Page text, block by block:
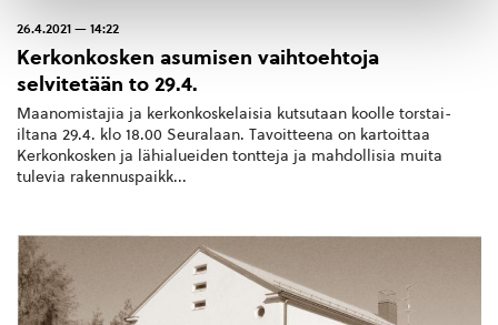
26.4.2021 — 14:22
Kerkonkosken asumisen vaihtoehtoja
selvitetään to 29.4.
Maanomistajia ja kerkonkoskelaisia kutsutaan koolle torstai-
iltana 29.4. klo 18.00 Seuralaan. Tavoitteena on kartoittaa
Kerkonkosken ja lähialueiden tontteja ja mahdollisia muita
tulevia rakennuspaikk...